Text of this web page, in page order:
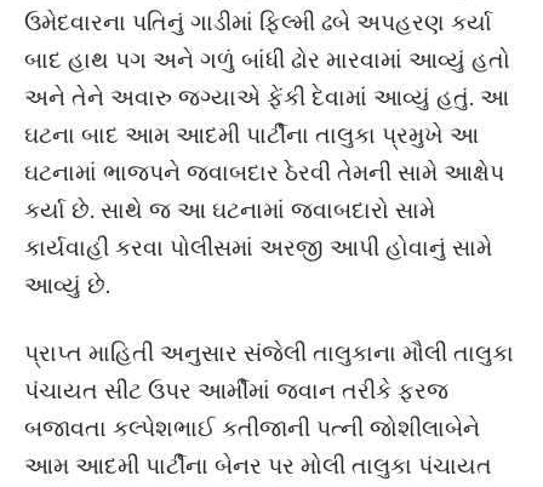
ઉમેદવારના પતિનું ગાડીમાં ફિલ્મી ઢબે અપહરણ કર્યા
બાદ હાથ પગ અને ગળું બાંધી ઢોર મારવામાં આવ્યું હતો
અને તેને અવારુ જગ્યાએ ફેંકી દેવામાં આવ્યું હતું. આ
ઘટના બાદ આમ આદમી પાર્ટીના તાલુકા પ્રમુખે આ
ઘટનામાં ભાજપને જવાબદાર ઠેરવી તેમની સામે આક્ષેપ
કર્યા છે. સાથે જ આ ઘટનામાં જવાબદારો સામે
કાર્યવાહી કરવા પોલીસમાં અરજી આપી હોવાનું સામે
આવ્યું છે.
પ્રાપ્ત માહિતી અનુસાર સંજેલી તાલુકાના મૌલી તાલુકા
પંચાયત સીટ ઉપર આર્મીમાં જવાન તરીકે ફરજ
બજાવતા કલ્પેશભાઈ કતીજાની પત્ની જોશીલાબેને
આમ આદમી પાર્ટીના બેનર પર મોલી તાલુકા પંચાયત